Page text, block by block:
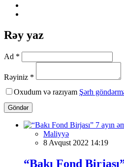
Rəy yaz
Ad *
Rəyiniz *
Oxudum və razıyam Şərh
Göndər
Maliyyə
8 Avqust 2022 14:19
“Bakı Fond